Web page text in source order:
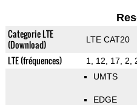
Categorie LTE
(Download)
LTE CAT20
LTE (fréquences) 1, 12, 17, 2,
UMTS
EDGE